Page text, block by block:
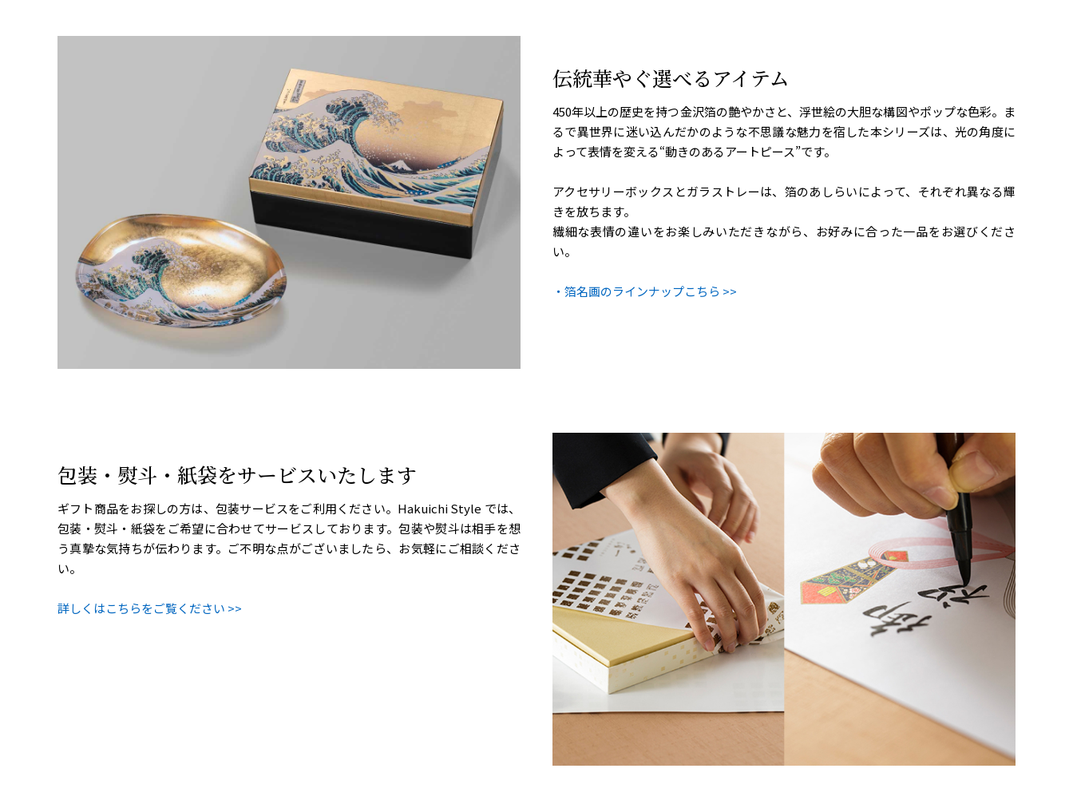
伝統華やぐ選べるアイテム
450年以上の歴史を持つ金沢箔の艶やかさと、浮世絵の大胆な構図やポップな色彩。ま
るで異世界に迷い込んだかのような不思議な魅力を宿した本シリーズは、光の角度に
よって表情を変える“動きのあるアートピース”です。
アクセサリーボックスとガラストレーは、箔のあしらいによって、それぞれ異なる輝
きを放ちます。
繊細な表情の違いをお楽しみいただきながら、お好みに合った一品をお選びくださ
い。
・箔名画のラインナップこちら >>
包装・熨斗・紙袋をサービスいたします
ギフト商品をお探しの方は、包装サービスをご利用ください。Hakuichi Style では、
包装・熨斗・紙袋をご希望に合わせてサービスしております。包装や熨斗は相手を想
う真摯な気持ちが伝わります。ご不明な点がございましたら、お気軽にご相談くださ
い。
詳しくはこちらをご覧ください >>